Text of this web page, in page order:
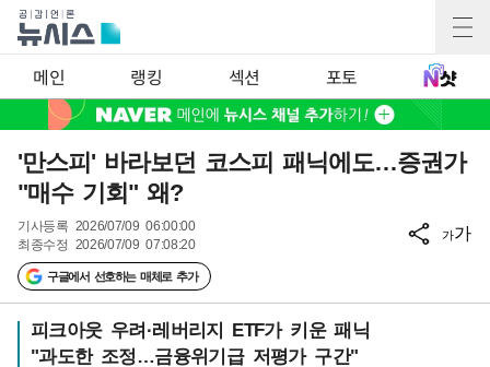
메인 랭킹 섹션 포토
'만스피' 바라보던 코스피 패닉에도…증권가
"매수 기회" 왜?
기사등록 2026/07/09 06:00:00
최종수정 2026/07/09 07:08:20
구글에서 선호하는 매체로 추가
가가
피크아웃 우려·레버리지 ETF가 키운 패닉
"과도한 조정…금융위기급 저평가 구간"